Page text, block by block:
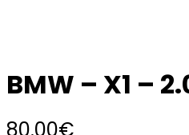
BMW – X1 –